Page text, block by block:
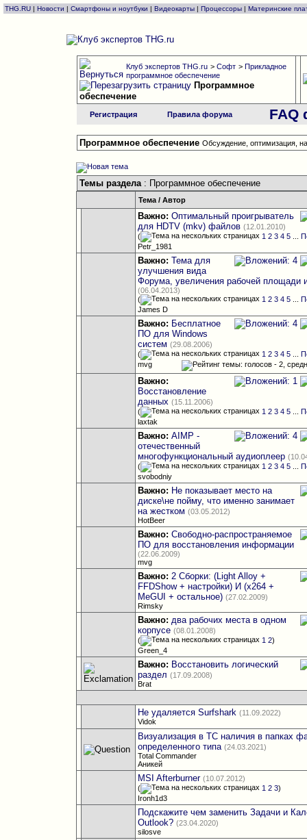
THG.RU | Новости | Смартфоны и ноутбуки | Видеокарты | Процессоры | Материнские
Клуб экспертов THG.ru > Софт > Прикладное
программное обеспечение
Программное
обеспечение
Регистрация Правила форума FAQ
Программное обеспечение Обсуждение, оптимизация,
Темы раздела: Программное обеспечение
Тема /Автор
Важно: Оптимальный проигрыватель
для HDTV (mkv) файлов (12.01.2010)
(
1 2 3 4 5 ...
Petr_1981
Важно: Тема для
улучшения вида
Форума, увеличения рабочей площади
(06.04.2013)
(
1 2 3 4 5 ...
James D
Важно: Бесплатное
ПО для Windows
систем (29.08.2006)
(
1 2 3 4 5 ...
mvg
Важно:
Восстановление
данных (15.11.2006)
(
1 2 3 4 5 ...
laxtak
Важно: AIMP -
отечественный
многофункциональный аудиоплеер
(
1 2 3 4 5 ...
svobodniy
Важно: Не показывает место на
диске\не пойму, что именно занимает
на жестком (03.05.2012)
HotBeer
Важно: Свободно-распространяемое
ПО для восстановления информации
(22.06.2009)
mvg
Важно: 2 Сборки: (Light Alloy +
FFDShow + настройки) И (х264 +
MeGUI + остальное) (27.02.2009)
Rimsky
Важно: два рабочих места в одном
корпусе (08.01.2008)
(
1 2)
Green_4
Важно: Восстановить логический
раздел (17.09.2008)
Brat
Не удаляется Surfshark (11.09.2022)
Vidok
Визуализация в TC наличия в папках
определенного типа (24.03.2021)
Total Commander
Аникей
MSI Afterburner (10.07.2012)
(
1 2 3)
Ironh1d3
Подскажите чем заменить Задачи и
Outlook? (23.04.2020)
silosve